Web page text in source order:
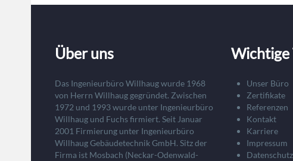
Über uns
Das Ingenieurbüro Willhaug wurde 1968
von Herrn Willhaug gegründet. Zwischen
1972 und 1993 wurde unter Ingenieurbüro
Willhaug und Fuchs firmiert. Seit Januar
2001 Firmierung unter Ingenieurbüro
Willhaug Gebäudetechnik GmbH. Sitz der
Firma ist Mosbach (Neckar-Odenwald-
Wichtige
Unser Büro
Zertifikate
Referenzen
Kontakt
Karriere
Impressum
Datenschutz